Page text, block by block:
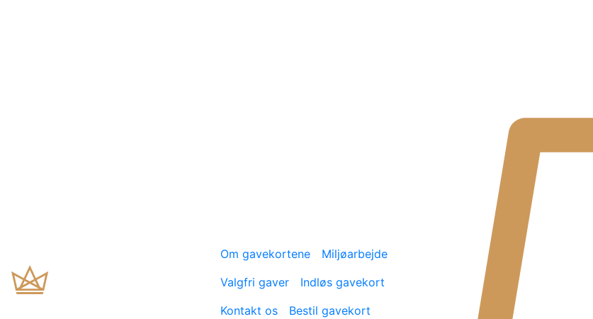
Om gavekortene
Miljøarbejde
Valgfri gaver
Indløs gavekort
Kontakt os
Bestil gavekort